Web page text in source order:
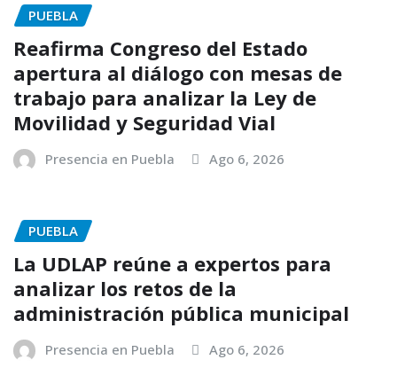
PUEBLA
Reafirma Congreso del Estado
apertura al diálogo con mesas de
trabajo para analizar la Ley de
Movilidad y Seguridad Vial
Presencia en Puebla Ago 6, 2026
PUEBLA
La UDLAP reúne a expertos para
analizar los retos de la
administración pública municipal
Presencia en Puebla Ago 6, 2026